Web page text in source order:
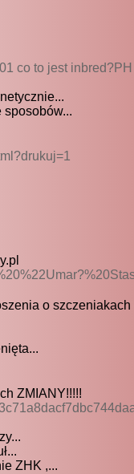
co to jest inbred?PH
o
ZMIANY!!!!!
ZHK ,...